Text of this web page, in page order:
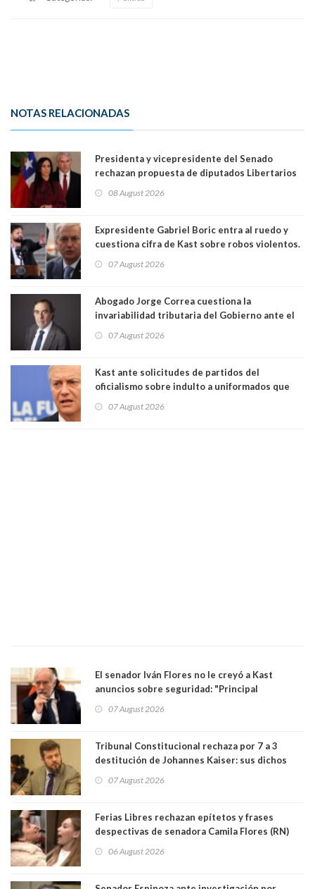
NOTAS RELACIONADAS
Presidenta y vicepresidente del Senado
rechazan propuesta de diputados Libertarios
"Constituye un camino equivocado"
08 August 2026
Expresidente Gabriel Boric entra al ruedo y
cuestiona cifra de Kast sobre robos violentos.
07 August 2026
Abogado Jorge Correa cuestiona la
invariabilidad tributaria del Gobierno ante el
democracia” y "defendemos la alternancia en el
07 August 2026
Kast ante solicitudes de partidos del
oficialismo sobre indulto a uniformados que
07 August 2026
El senador Iván Flores no le creyó a Kast
anuncios sobre seguridad: "Principal
perseguir ruta del dinero y levantar secreto
07 August 2026
Tribunal Constitucional rechaza por 7 a 3
destitución de Johannes Kaiser: sus dichos
justicia constitucional porque no es diputado
07 August 2026
Ferias Libres rechazan epítetos y frases
despectivas de senadora Camila Flores (RN)
06 August 2026